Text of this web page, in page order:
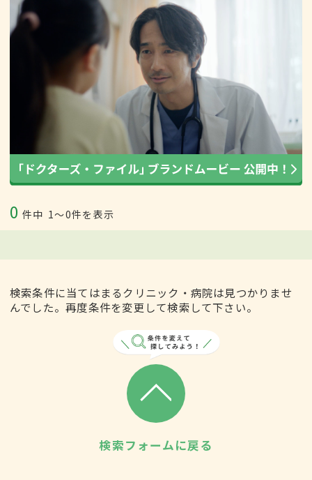
0 件中 1〜0件を表示
検索条件に当てはまるクリニック・病院は見つかりませ
んでした。再度条件を変更して検索して下さい。
検索フォームに戻る